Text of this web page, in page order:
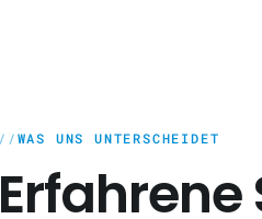
WAS UNS UNTERSCHEIDET